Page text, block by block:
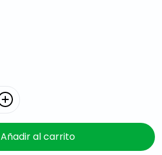
Añadir al carrito